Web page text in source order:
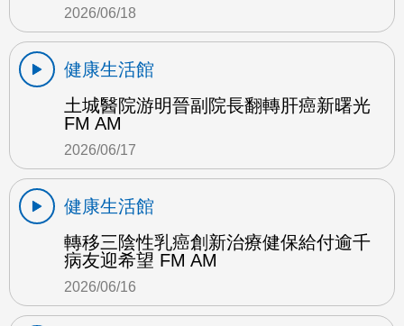
2026/06/18
健康生活館
土城醫院游明晉副院長翻轉肝癌新曙光
FM AM
2026/06/17
健康生活館
轉移三陰性乳癌創新治療健保給付逾千
病友迎希望 FM AM
2026/06/16